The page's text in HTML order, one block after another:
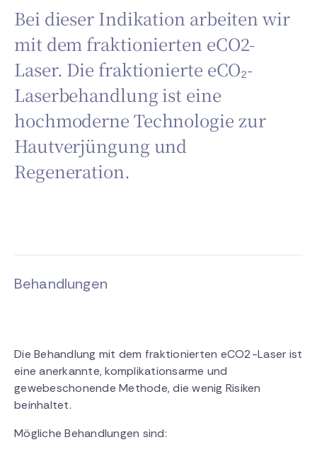
Bei dieser Indikation arbeiten wir
mit dem fraktionierten eCO2-
Laser. Die fraktionierte eCO₂-
Laserbehandlung ist eine
hochmoderne Technologie zur
Hautverjüngung und
Regeneration.
Behandlungen
Die Behandlung mit dem fraktionierten eCO2-Laser ist
eine anerkannte, komplikationsarme und
gewebeschonende Methode, die wenig Risiken
beinhaltet.
Mögliche Behandlungen sind: